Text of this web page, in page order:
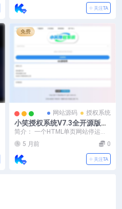
关注TA
免费
网站源码 授权系统
小笑授权系统V7.3全开源版支
持二开
简介： 一个HTML单页网站停运源
码，页面简洁美观，自适应手机和
电脑端 首页内容...
5 月前 0
关注TA